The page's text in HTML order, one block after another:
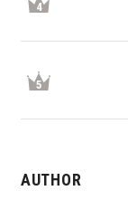
近日分譲予定
4
5
AUTHOR